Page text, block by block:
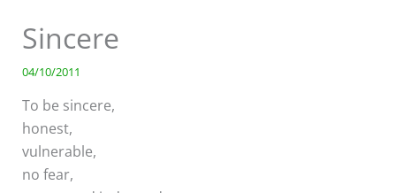
Sincere
04/10/2011
To be sincere,
honest,
vulnerable,
no fear,